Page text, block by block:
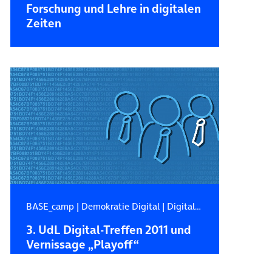
Forschung und Lehre in digitalen
Zeiten
BASE_camp | Demokratie Digital| Digitale Zukunft
3. UdL Digital-Treffen 2011 und
Vernissage „Playoff“